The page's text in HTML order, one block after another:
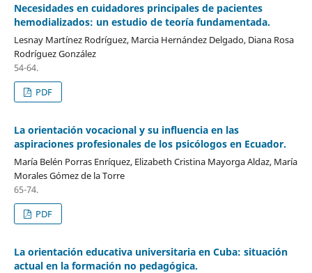
Necesidades en cuidadores principales de pacientes
hemodializados: un estudio de teoría fundamentada.
Lesnay Martínez Rodríguez, Marcia Hernández Delgado, Diana Rosa
Rodríguez González
54-64.
PDF
La orientación vocacional y su influencia en las
aspiraciones profesionales de los psicólogos en Ecuador.
María Belén Porras Enríquez, Elizabeth Cristina Mayorga Aldaz, María
Morales Gómez de la Torre
65-74.
PDF
La orientación educativa universitaria en Cuba: situación
actual en la formación no pedagógica.